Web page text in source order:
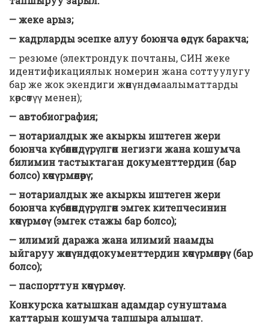
— жеке арыз;
— кадрларды эсепке алуу боюнча өздүк баракча;
— резюме (электрондук почтаны, СИН жеке
идентификациялык номерин жана соттуулугу
бар же жок экендиги жөнүндө маалыматтарды
көрсөтүү менен);
— автобиография;
— нотариалдык же акыркы иштеген жери
боюнча күбөлөндүрүлгөн негизги жана кошумча
билимин тастыктаган документтердин (бар
болсо) көчүрмөлөрү;
— нотариалдык же акыркы иштеген жери
боюнча күбөлөндүрүлгөн эмгек китепчесинин
көчүрмөсү (эмгек стажы бар болсо);
— илимий даража жана илимий наамды
ыйгаруу жөнүндө документтердин көчүрмөлөрү (бар
болсо);
— паспорттун көчүрмөсү.
Конкурска катышкан адамдар сунуштама
каттарын кошумча тапшыра алышат.